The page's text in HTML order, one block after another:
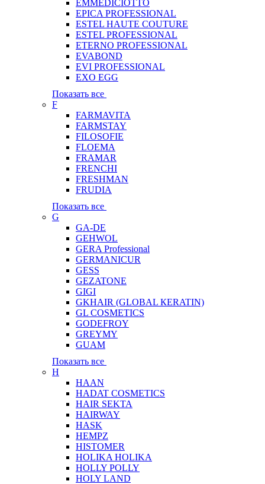
EMMEDICIOTTO
EPICA PROFESSIONAL
ESTEL HAUTE COUTURE
ESTEL PROFESSIONAL
ETERNO PROFESSIONAL
EVABOND
EVI PROFESSIONAL
EXO EGG
Показать все
F
FARMAVITA
FARMSTAY
FILOSOFIE
FLOEMA
FRAMAR
FRENCHI
FRESHMAN
FRUDIA
Показать все
G
GA-DE
GEHWOL
GERA Professional
GERMANICUR
GESS
GEZATONE
GIGI
GKHAIR (GLOBAL КЕRATIN)
GL COSMETICS
GODEFROY
GREYMY
GUAM
Показать все
H
HAAN
HADAT COSMETICS
HAIR SEKTA
HAIRWAY
HASK
HEMPZ
HISTOMER
HOLIKA HOLIKA
HOLLY POLLY
HOLY LAND